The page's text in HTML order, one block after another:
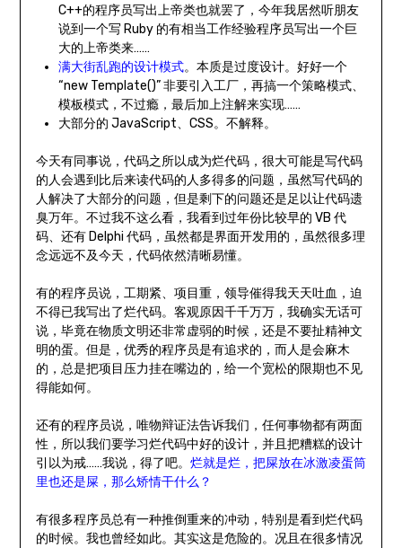
C++的程序员写出上帝类也就罢了，今年我居然听朋友
说到一个写 Ruby 的有相当工作经验程序员写出一个巨
大的上帝类来……
满大街乱跑的设计模式。本质是过度设计。好好一个
“new Template()” 非要引入工厂，再搞一个策略模式、
模板模式，不过瘾，最后加上注解来实现……
大部分的 JavaScript、CSS。不解释。
今天有同事说，代码之所以成为烂代码，很大可能是写代码
的人会遇到比后来读代码的人多得多的问题，虽然写代码的
人解决了大部分的问题，但是剩下的问题还是足以让代码遗
臭万年。不过我不这么看，我看到过年份比较早的 VB 代
码、还有 Delphi 代码，虽然都是界面开发用的，虽然很多理
念远远不及今天，代码依然清晰易懂。
有的程序员说，工期紧、项目重，领导催得我天天吐血，迫
不得已我写出了烂代码。客观原因千千万万，我确实无话可
说，毕竟在物质文明还非常虚弱的时候，还是不要扯精神文
明的蛋。但是，优秀的程序员是有追求的，而人是会麻木
的，总是把项目压力挂在嘴边的，给一个宽松的限期也不见
得能如何。
还有的程序员说，唯物辩证法告诉我们，任何事物都有两面
性，所以我们要学习烂代码中好的设计，并且把糟糕的设计
引以为戒……我说，得了吧。 烂就是烂，把屎放在冰激凌蛋筒
里也还是屎，那么矫情干什么？
有很多程序员总有一种推倒重来的冲动，特别是看到烂代码
的时候。我也曾经如此。其实这是危险的。况且在很多情况